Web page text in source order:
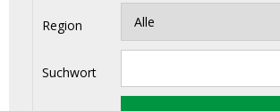
Region
Suchwort